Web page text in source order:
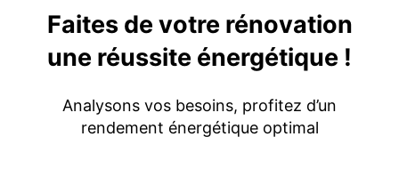
Faites de votre rénovation
une réussite énergétique !
Analysons vos besoins, profitez d’un
rendement énergétique optimal